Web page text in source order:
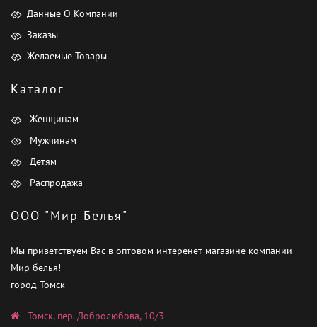
Данные О Компании
Заказы
Желаемые Товары
Каталог
Женщинам
Мужчинам
Детям
Распродажа
ООО "Мир Белья"
Мы приветствуем Вас в оптовом интеренет-магазине компании
Мир белья!
город Томск
Томск, пер. Добролюбова, 10/3